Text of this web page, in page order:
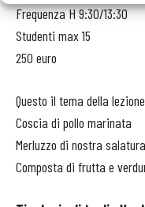
Frequenza H 9:30/13:30
Studenti max 15
250 euro
Questo il tema della
Coscia di pollo marinata
Merluzzo di nostra
Composta di frutta e